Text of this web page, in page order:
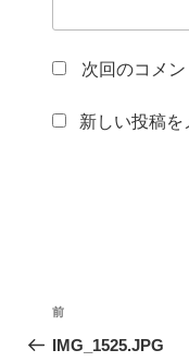
次回のコメ
新しい投稿を
投
稿
前
の
前
IMG_1525.JPG